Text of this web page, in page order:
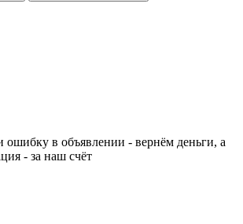
в объявлении - вернём деньги, а
- за наш счёт